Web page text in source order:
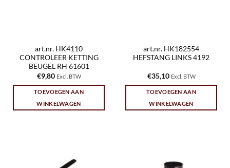
art.nr. HK4110
CONTROLEER KETTING
BEUGEL RH 61601
€9,80 Excl. BTW
TOEVOEGEN AAN
WINKELWAGEN
art.nr. HK182554
HEFSTANG LINKS 4192
€35,10 Excl. BTW
TOEVOEGEN AAN
WINKELWAGEN